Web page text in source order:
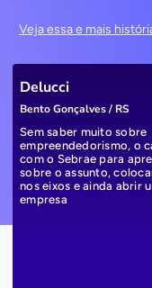
Veja essa e mais
Delucci
Bento Gonçalves / RS
Sem saber muito sobre
empreendedorismo, o
com o Sebrae para
sobre o assunto,
nos eixos e ainda abrir
empresa